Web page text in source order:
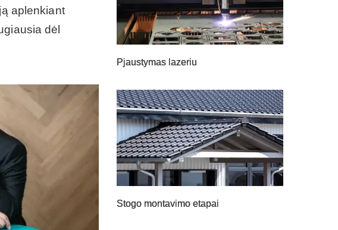
aplenkiant
dėl
Pjaustymas lazeriu
Stogo montavimo etapai